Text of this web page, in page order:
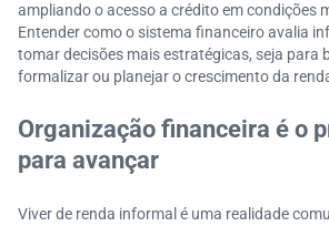
ampliando o acesso a crédito em condições
Entender como o sistema financeiro avalia
tomar decisões mais estratégicas, seja para
formalizar ou planejar o crescimento da
Organização financeira é o
para avançar
Viver de renda informal é uma realidade